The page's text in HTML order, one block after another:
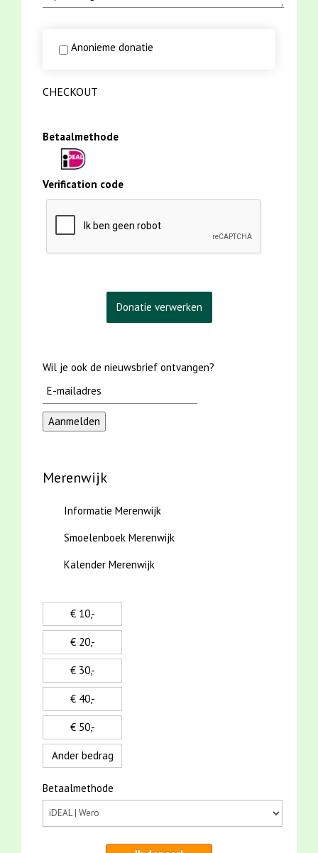
Anonieme donatie
CHECKOUT
Betaalmethode
Verification code
Wil je ook de nieuwsbrief ontvangen?
Merenwijk
Informatie Merenwijk
Smoelenboek Merenwijk
Kalender Merenwijk
€ 10,-
€ 20,-
€ 30,-
€ 40,-
€ 50,-
Ander bedrag
Betaalmethode